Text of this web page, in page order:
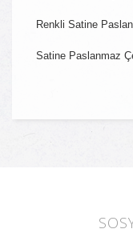
Renkli Satine
Satine Paslanmaz